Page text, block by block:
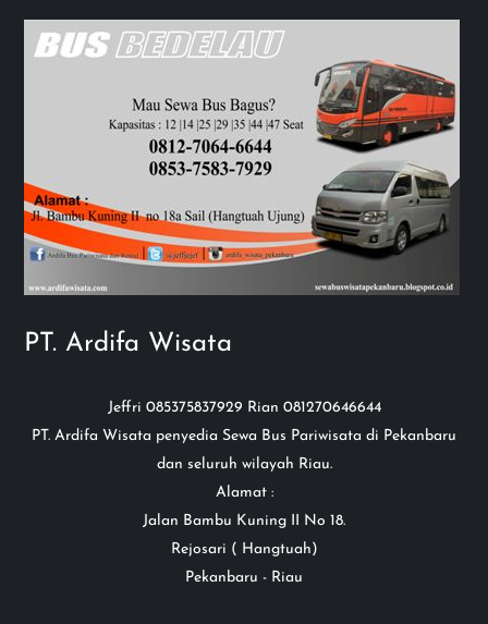
PT. Ardifa Wisata
Jeffri 085375837929 Rian 081270646644
PT. Ardifa Wisata penyedia Sewa Bus Pariwisata di Pekanbaru
dan seluruh wilayah Riau.
Alamat :
Jalan Bambu Kuning II No 18.
Rejosari ( Hangtuah)
Pekanbaru - Riau